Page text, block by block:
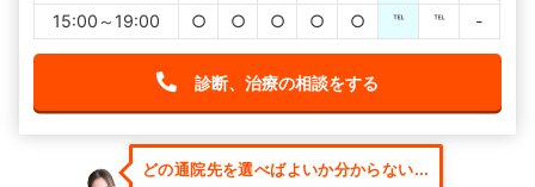
15:00～19:00
○ ○ ○ ○ ○ ℡ ℡ -
診断、治療の相談をする
どの通院先を選べばよいか分からない...